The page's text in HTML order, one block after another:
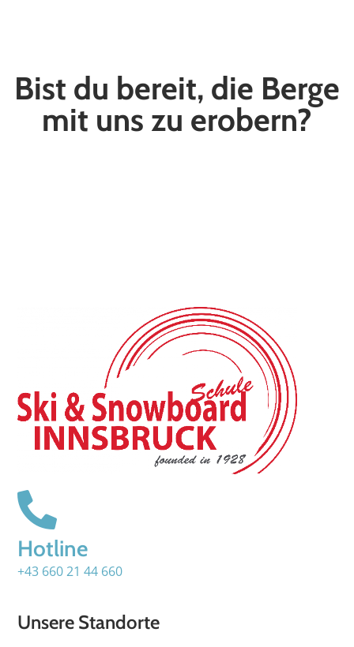
Bist du bereit, die Berge
mit uns zu erobern?
Hotline
+43 660 21 44 660
Unsere Standorte